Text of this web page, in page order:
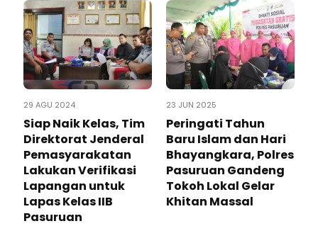
29 AGU 2024
Siap Naik Kelas, Tim
Direktorat Jenderal
Pemasyarakatan
Lakukan Verifikasi
Lapangan untuk
Lapas Kelas IIB
Pasuruan
23 JUN 2025
Peringati Tahun
Baru Islam dan Hari
Bhayangkara, Polres
Pasuruan Gandeng
Tokoh Lokal Gelar
Khitan Massal